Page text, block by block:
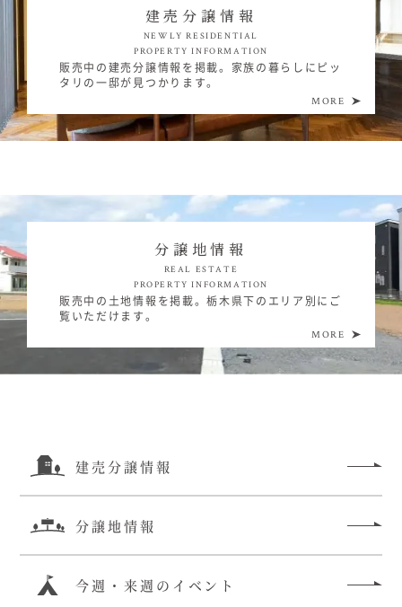
建売分譲情報
NEWLY RESIDENTIAL
PROPERTY INFORMATION
販売中の建売分譲情報を掲載。 家族の暮らしにピッ
タリの一邸が見つかります。
MORE
分譲地情報
REAL ESTATE
PROPERTY INFORMATION
販売中の土地情報を掲載。栃木県下のエリア別にご
覧いただけます。
MORE
建売分譲情報
分譲地情報
今週・来週のイベント